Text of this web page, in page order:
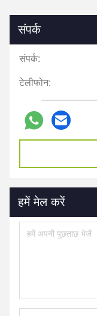
संपर्क
संपर्क:
टेलीफोन:
हमें मेल करें